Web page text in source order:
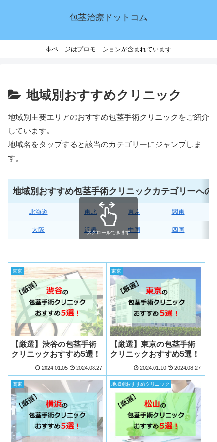
包茎治療ドットコム
本ページはプロモーションが含まれています
地域別おすすめクリニック
地域別主要エリアのおすすめ包茎手術クリニックをご紹介
しています。
地域名をタップすると該当のカテゴリーにジャンプしま
す。
地域別おすすめ包茎手術クリニックカテゴリーへの
北海道 東北 東京 関東
大阪 近畿 中国 四国
スクロールできます
東京
【厳選】渋谷の包茎手術
クリニックおすすめ5選！
2024.01.05 2024.08.27
東京
【厳選】東京の包茎手術
クリニックおすすめ5選！
2024.01.10 2024.08.27
関東 地域別おすすめクリニック